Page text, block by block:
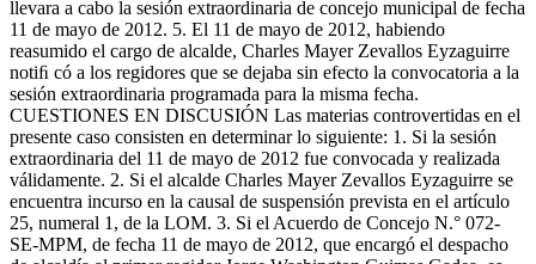
llevara a cabo la sesión extraordinaria de concejo municipal de fecha
11 de mayo de 2012. 5. El 11 de mayo de 2012, habiendo
reasumido el cargo de alcalde, Charles Mayer Zevallos Eyzaguirre
notiﬁ có a los regidores que se dejaba sin efecto la convocatoria a la
sesión extraordinaria programada para la misma fecha.
CUESTIONES EN DISCUSIÓN Las materias controvertidas en el
presente caso consisten en determinar lo siguiente: 1. Si la sesión
extraordinaria del 11 de mayo de 2012 fue convocada y realizada
válidamente. 2. Si el alcalde Charles Mayer Zevallos Eyzaguirre se
encuentra incurso en la causal de suspensión prevista en el artículo
25, numeral 1, de la LOM. 3. Si el Acuerdo de Concejo N.° 072-
SE-MPM, de fecha 11 de mayo de 2012, que encargó el despacho